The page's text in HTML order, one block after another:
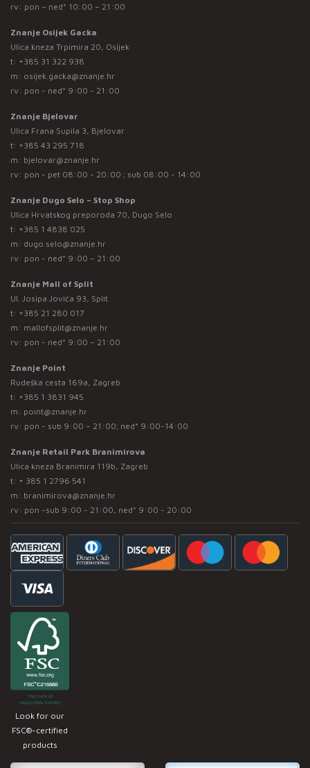
rv: pon – ned* 10:00 – 21:00
Znanje Osijek Gacka
Ulica kneza Trpimira 20, Osijek
t: +385 31 322 938
m: osijek.gacka@znanje.hr
rv: pon - ned* 9:00 - 21:00
Znanje Bjelovar
Ulica Frana Supila 3, Bjelovar
t: +385 43 295 718
m: bjelovar@znanje.hr
rv: pon - pet 08:00 - 20:00 ; sub 08:00 - 14:00
Znanje Dugo Selo – Stop Shop
Ulica Hrvatskog preporoda 70, Dugo Selo
t: +385 1 4838 025
m: dugo.selo@znanje.hr
rv: pon - ned* 9:00 – 21:00
Znanje Mall of Split
Ul. Josipa Jovića 93, Split
t: +385 21 280 017
m: mallofsplit@znanje.hr
rv: pon - ned* 9:00 – 21:00
Znanje Point
Rudeška cesta 169a, Zagreb
t: +385 1 3831 945
m: point@znanje.hr
rv: pon - sub 9:00 – 21:00; ned* 9:00-14:00
Znanje Retail Park Branimirova
Ulica kneza Branimira 119b, Zagreb
t: + 385 1 2796 541
m: branimirova@znanje.hr
rv: pon -sub 9:00 - 21:00, ned* 9:00 - 20:00
Look for our
FSC®-certified
products